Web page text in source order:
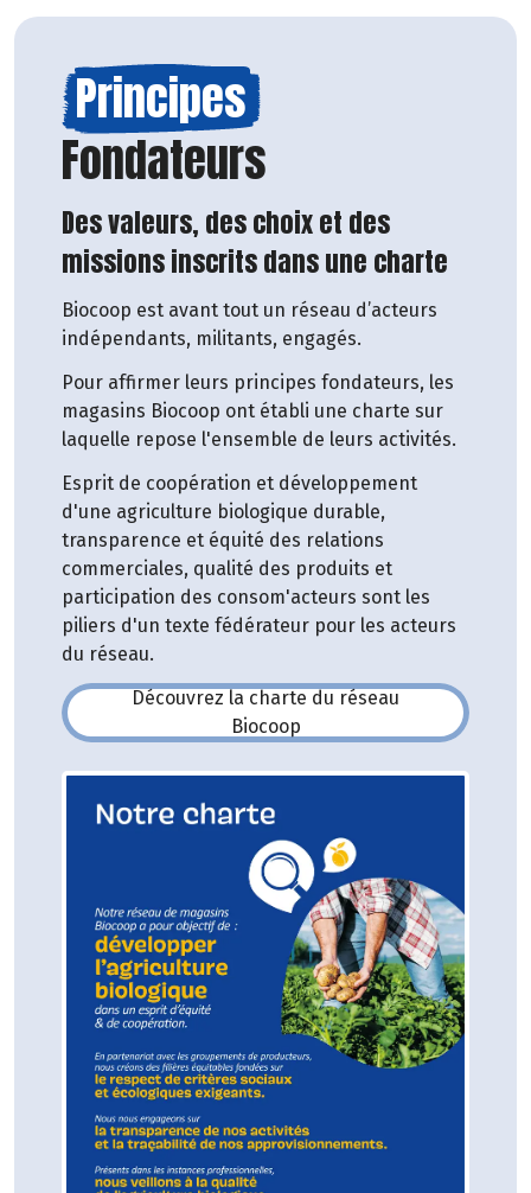
Principes
Fondateurs
Des valeurs, des choix et des
missions inscrits dans une charte
Biocoop est avant tout un réseau d’acteurs
indépendants, militants, engagés.
Pour affirmer leurs principes fondateurs, les
magasins Biocoop ont établi une charte sur
laquelle repose l'ensemble de leurs activités.
Esprit de coopération et développement
d'une agriculture biologique durable,
transparence et équité des relations
commerciales, qualité des produits et
participation des consom'acteurs sont les
piliers d'un texte fédérateur pour les acteurs
du réseau.
Découvrez la charte du réseau
Biocoop
(s'ouvre dans une nouvelle